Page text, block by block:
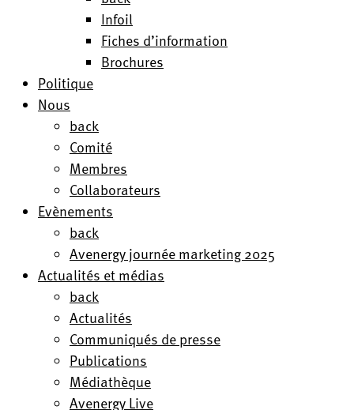
Infoil
Fiches d’information
Brochures
Politique
Nous
back
Comité
Membres
Collaborateurs
Evènements
back
Avenergy journée marketing 2025
Actualités et médias
back
Actualités
Communiqués de presse
Publications
Médiathèque
Avenergy Live